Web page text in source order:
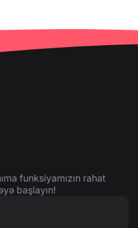
funksiyamızın rahat
başlayın!